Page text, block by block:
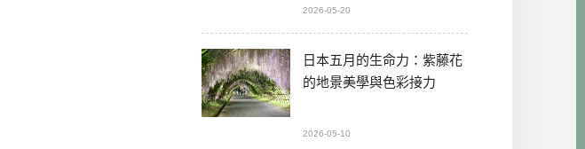
2026-05-20
日本五月的生命力：紫藤花
的地景美學與色彩接力
2026-05-10